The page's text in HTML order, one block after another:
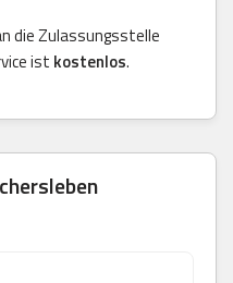
die Zulassungsstelle
ist kostenlos.